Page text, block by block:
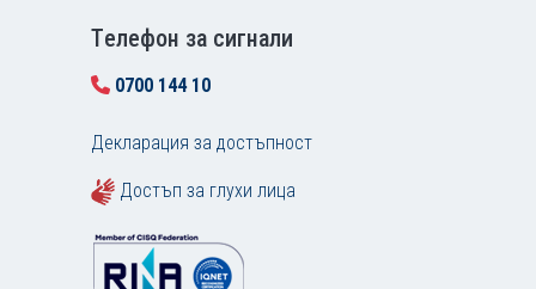
Tелефон за сигнали
0700 144 10
Декларация за достъпност
Достъп за глухи лица